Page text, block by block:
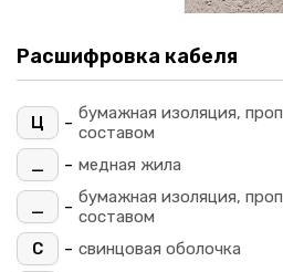
Расшифровка кабеля
Ц - бумажная изоляция,
составом
_
- медная жила
_ - бумажная изоляция,
составом
С
- свинцовая оболочка